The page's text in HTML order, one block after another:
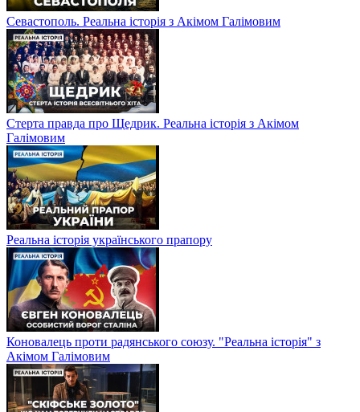
Севастополь. Реальна історія з Акімом Галімовим
Стерта правда про Щедрик. Реальна історія з Акімом
Галімовим
Реальна історія українського прапору
Коновалець проти радянського союзу. "Реальна історія" з
Акімом Галімовим